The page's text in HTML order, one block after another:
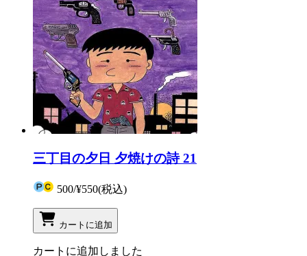
三丁目の夕日 夕焼けの詩 21
500/¥550(税込)
カートに追加
カートに追加しました